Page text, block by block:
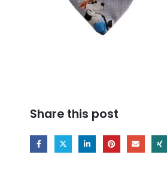
Share this post